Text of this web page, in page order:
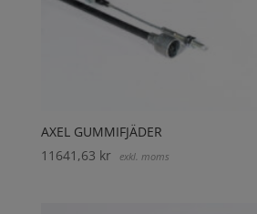
AXEL GUMMIFJÄDER
11641,63 kr exkl. moms